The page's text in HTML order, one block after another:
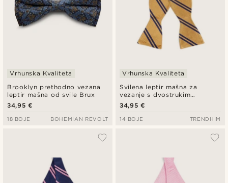
Brooklyn prethodno vezana
leptir mašna od svile Brux
Vrhunska Kvaliteta
34,95 €
18 BOJE BOHEMIAN REVOLT
Svilena leptir mašna za
vezanje s dvostrukim
prugama i zlatnim uzorkom
Vrhunska Kvaliteta
34,95 €
14 BOJE TRENDHIM